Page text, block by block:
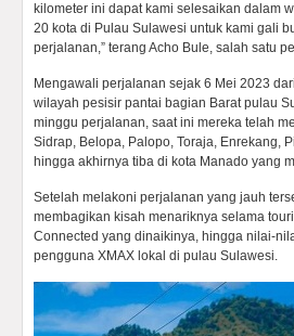
kilometer ini dapat kami selesaikan dalam
20 kota di Pulau Sulawesi untuk kami gali
perjalanan,” terang Acho Bule, salah satu
Mengawali perjalanan sejak 6 Mei 2023
wilayah pesisir pantai bagian Barat pulau
minggu perjalanan, saat ini mereka telah
Sidrap, Belopa, Palopo, Toraja, Enrekang,
hingga akhirnya tiba di kota Manado yang
Setelah melakoni perjalanan yang jauh
membagikan kisah menariknya selama
Connected yang dinaikinya, hingga nilai-
pengguna XMAX lokal di pulau Sulawesi.